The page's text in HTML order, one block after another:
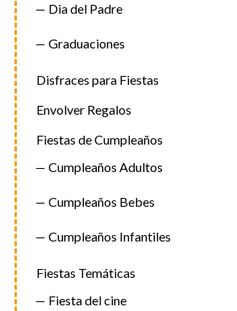
Dia del Padre
Graduaciones
Disfraces para Fiestas
Envolver Regalos
Fiestas de Cumpleaños
Cumpleaños Adultos
Cumpleaños Bebes
Cumpleaños Infantiles
Fiestas Temáticas
Fiesta del cine